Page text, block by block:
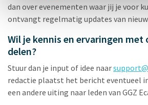
dan over evenementen waar jij je voor
ontvangt regelmatig updates van
Wil je kennis en ervaringen met
delen?
Stuur dan je input of idee naar
redactie plaatst het bericht eventueel
een andere uiting naar leden van GGZ